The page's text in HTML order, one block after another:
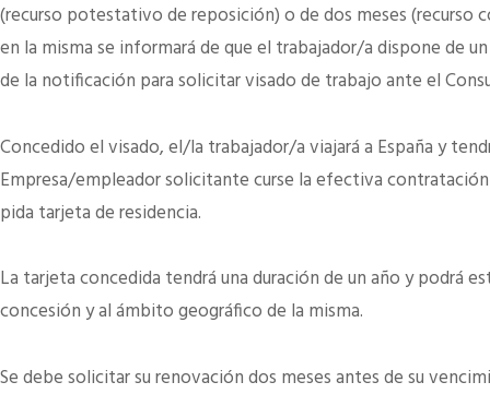
(recurso potestativo de reposición) o de dos meses
en la misma se informará de que el trabajador/a dispone de
de la notificación para solicitar visado de trabajo ante el
Concedido el visado, el/la trabajador/a viajará a España y
Empresa/empleador solicitante curse la efectiva
pida tarjeta de residencia.
La tarjeta concedida tendrá una duración de un año y podrá
concesión y al ámbito geográfico de la misma.
Se debe solicitar su renovación dos meses antes de su